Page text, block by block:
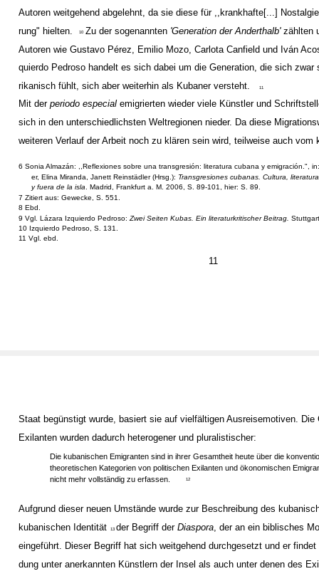
Autoren weitgehend abgelehnt, da sie diese für ,,krankhafte[...]
rung" hielten.
10 Zu der sogenannten 'Generation der Anderthalb' zählten
Autoren wie Gustavo Pérez, Emilio Mozo, Carlota Canfield und Iván
quierdo Pedroso handelt es sich dabei um die Generation, die sich zwar
rikanisch fühlt, sich aber weiterhin als Kubaner versteht.
11
Mit derperiodo especialemigrierten wieder viele Künstler und
sich in den unterschiedlichsten Weltregionen nieder. Da diese
weiteren Verlauf der Arbeit noch zu klären sein wird, teilweise auch vom
6 Sonia Almazán: ,,Reflexiones sobre una transgresión: literatura cubana y emigración.",
er, Elina Miranda, Janett Reinstädler (Hrsg.): Transgresiones cubanas. Cultura,
y fuera de la isla . Madrid, Frankfurt a. M. 2006, S. 89-101, hier: S. 89.
7 Zitiert aus: Gewecke, S. 551.
8 Ebd.
9 Vgl. Lázara Izquierdo Pedroso:Zwei Seiten Kubas. Ein literaturkritischer Beitrag.
10 Izquierdo Pedroso, S. 131.
11 Vgl. ebd.
11
Staat begünstigt wurde, basiert sie auf vielfältigen Ausreisemotiven. Die
Exilanten wurden dadurch heterogener und pluralistischer:
Die kubanischen Emigranten sind in ihrer Gesamtheit heute über die
theoretischen Kategorien von politischen Exilanten und ökonomischen
nicht mehr vollständig zu erfassen.
12
Aufgrund dieser neuen Umstände wurde zur Beschreibung des
kubanischen Identität
13 der Begriff derDiaspora , der an ein biblisches
eingeführt. Dieser Begriff hat sich weitgehend durchgesetzt und er findet
dung unter anerkannten Künstlern der Insel als auch unter denen des